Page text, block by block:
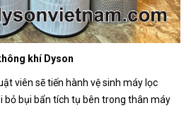
khí Dyson
viên sẽ tiến hành vệ sinh máy lọc
bỏ bụi bẩn tích tụ bên trong thân máy